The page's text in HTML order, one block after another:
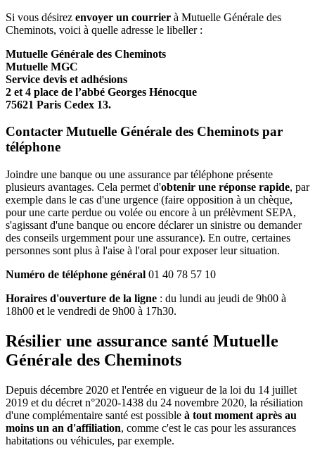
Si vous désirez envoyer un courrier à Mutuelle Générale des
Cheminots, voici à quelle adresse le libeller :
Mutuelle Générale des Cheminots
Mutuelle MGC
Service devis et adhésions
2 et 4 place de l’abbé Georges Hénocque
75621 Paris Cedex 13.
Contacter Mutuelle Générale des Cheminots par
téléphone
Joindre une banque ou une assurance par téléphone présente
plusieurs avantages. Cela permet d'obtenir une réponse rapide, par
exemple dans le cas d'une urgence (faire opposition à un chèque,
pour une carte perdue ou volée ou encore à un prélèvment SEPA,
s'agissant d'une banque ou encore déclarer un sinistre ou demander
des conseils urgemment pour une assurance). En outre, certaines
personnes sont plus à l'aise à l'oral pour exposer leur situation.
Numéro de téléphone général 01 40 78 57 10
Horaires d'ouverture de la ligne : du lundi au jeudi de 9h00 à
18h00 et le vendredi de 9h00 à 17h30.
Résilier une assurance santé Mutuelle
Générale des Cheminots
Depuis décembre 2020 et l'entrée en vigueur de la loi du 14 juillet
2019 et du décret n°2020-1438 du 24 novembre 2020, la résiliation
d'une complémentaire santé est possible à tout moment après au
moins un an d'affiliation, comme c'est le cas pour les assurances
habitations ou véhicules, par exemple.